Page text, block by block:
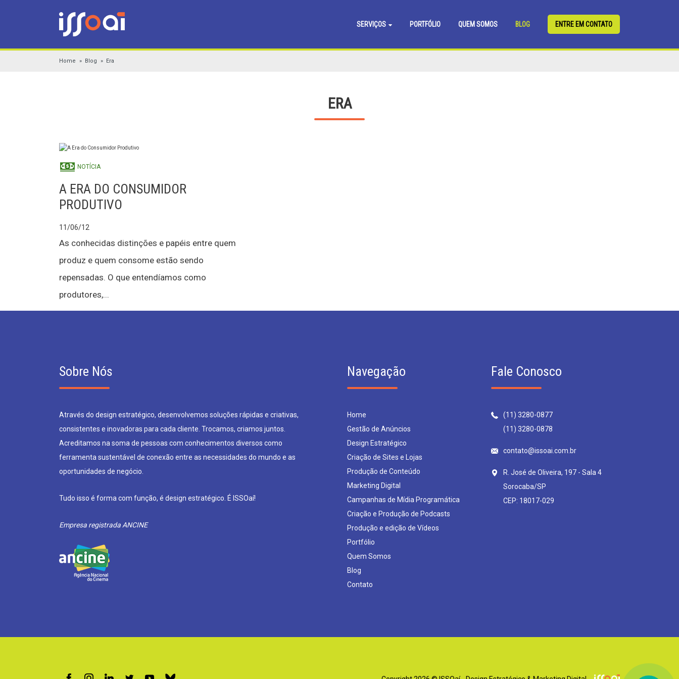
SERVIÇOS PORTFÓLIO QUEM SOMOS BLOG ENTRE EM CONTATO
Home Blog Era
ERA
NOTÍCIA
A ERA DO CONSUMIDOR
PRODUTIVO
11/06/12
As conhecidas distinções e papéis entre quem
produz e quem consome estão sendo
repensadas. O que entendíamos como
produtores,...
Sobre Nós
Através do design estratégico, desenvolvemos soluções rápidas e criativas,
consistentes e inovadoras para cada cliente. Trocamos, criamos juntos.
Acreditamos na soma de pessoas com conhecimentos diversos como
ferramenta sustentável de conexão entre as necessidades do mundo e as
oportunidades de negócio.
Tudo isso é forma com função, é design estratégico. É ISSOaí!
Empresa registrada ANCINE
Navegação
Home
Gestão de Anúncios
Design Estratégico
Criação de Sites e Lojas
Produção de Conteúdo
Marketing Digital
Campanhas de Mídia Programática
Criação e Produção de Podcasts
Produção e edição de Vídeos
Portfólio
Quem Somos
Blog
Contato
Fale Conosco
(11) 3280-0877
(11) 3280-0878
contato@issoai.com.br
R. José de Oliveira, 197 - Sala 4
Sorocaba/SP
CEP: 18017-029